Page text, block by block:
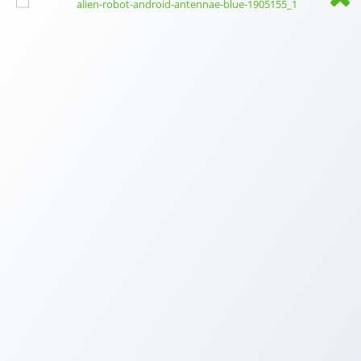
AUTOR: BORIS MUSIL - REALITNÍ MAKLÉŘ PRO K.VARY A OKOLÍ